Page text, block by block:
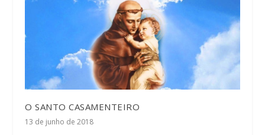
O SANTO CASAMENTEIRO
13 de junho de 2018